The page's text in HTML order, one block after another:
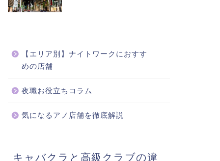
【エリア別】ナイトワークにおすす
めの店舗
夜職お役立ちコラム
気になるアノ店舗を徹底解説
キャバクラと高級クラブの違